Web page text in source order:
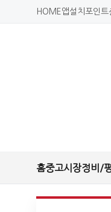
HOME 앱설치 포인트
홈중고시장정비/